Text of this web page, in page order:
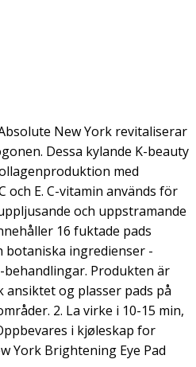
New York revitaliserar
Dessa kylande K-beauty
med
och E. C-vitamin används för
och uppstramande
16 fuktade pads
botaniska ingredienser -
Produkten är
ansiktet og plasser pads på
2. La virke i 10-15 min,
i kjøleskap for
York Brightening Eye Pad